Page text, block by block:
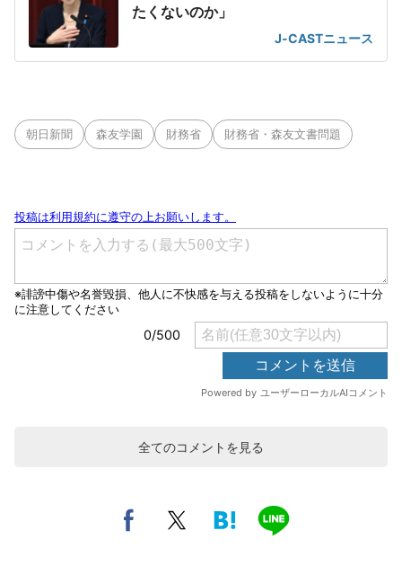
たくないのか」
J-CASTニュース
朝日新聞 森友学園 財務省 財務省・森友文書問題
全てのコメントを見る